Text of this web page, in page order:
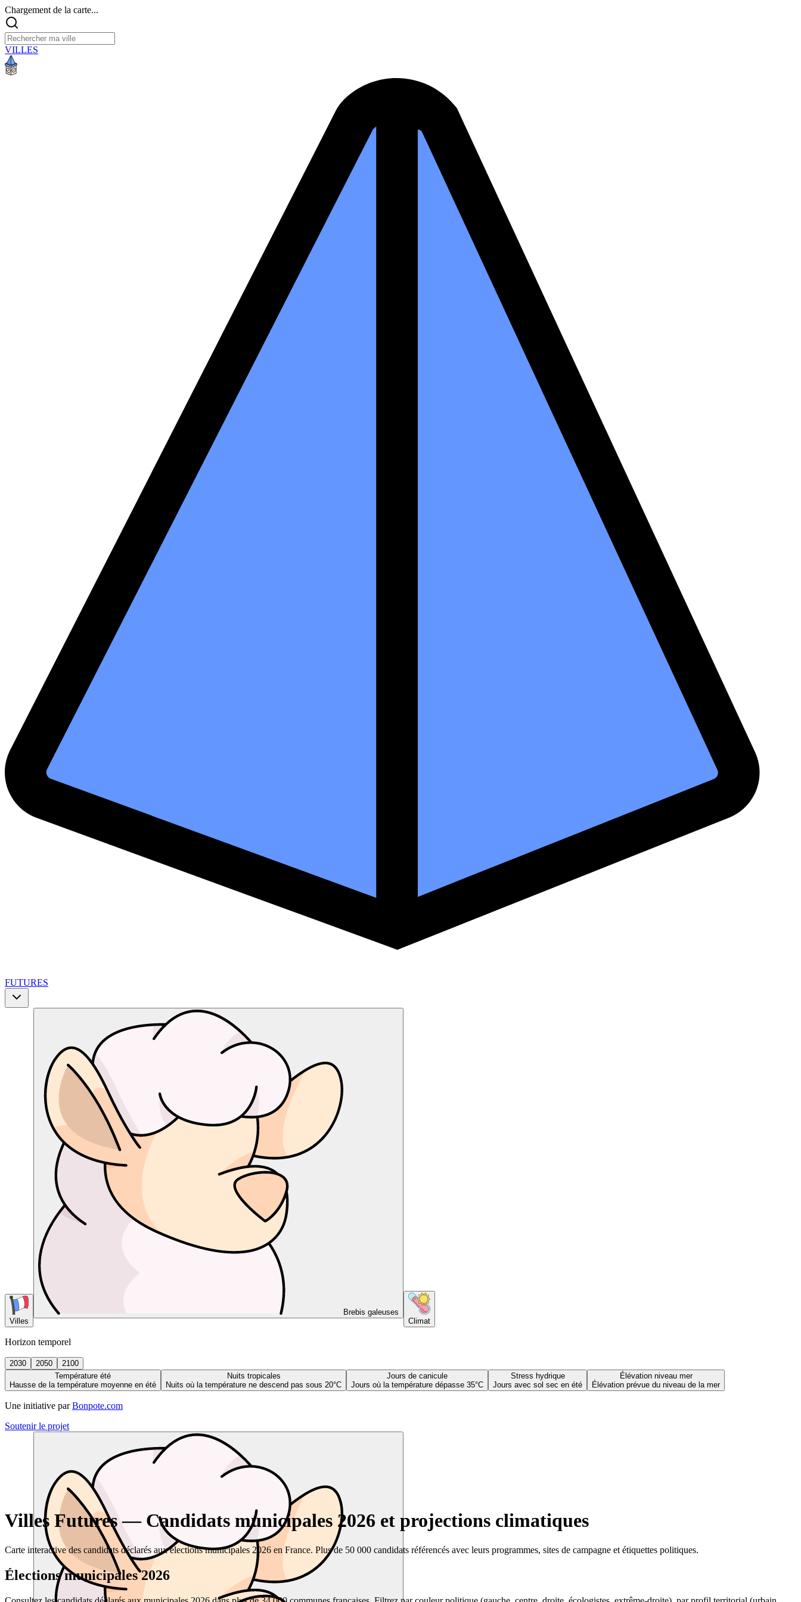
Chargement de la carte...
VILLES
FUTURES
Villes
Brebis galeuses
Climat
Horizon temporel
2030 2050
2100
Température été
Hausse de la température moyenne en été
Nuits tropicales
Nuits où la température ne descend pas sous 20°C
Jours de canicule
Jours où la température dépasse 35°C
Stress hydrique
Jours avec sol sec en été
Élévation niveau mer
Élévation prévue du niveau de la mer
Une initiative par Bonpote.com
Soutenir le projet
Villes Futures — Candidats municipales 2026 et projections climatiques
Carte interactive des candidats déclarés aux élections municipales 2026 en France. Plus de 50 000 candidats référencés avec leurs programmes, sites de campagne et étiquettes politiques.
Élections municipales 2026